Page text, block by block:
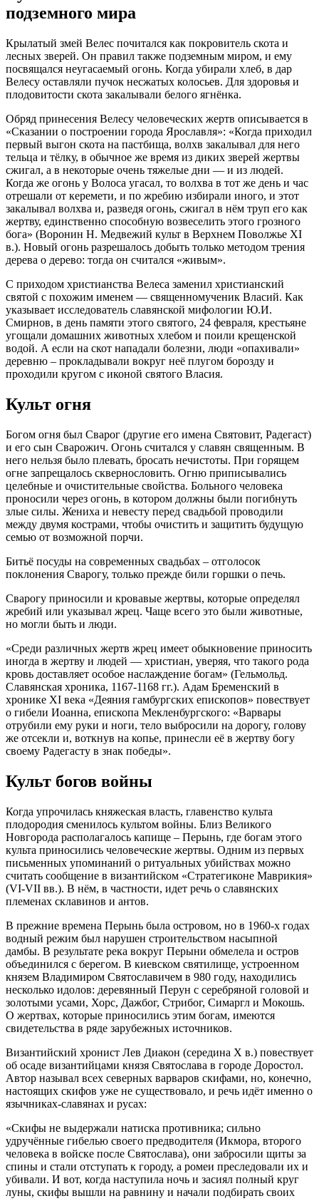
подземного мира
Крылатый змей Велес почитался как покровитель скота и
лесных зверей. Он правил также подземным миром, и ему
посвящался неугасаемый огонь. Когда убирали хлеб, в дар
Велесу оставляли пучок несжатых колосьев. Для здоровья и
плодовитости скота закалывали белого ягнёнка.
Обряд принесения Велесу человеческих жертв описывается в
«Сказании о построении города Ярославля»: «Когда приходил
первый выгон скота на пастбища, волхв закалывал для него
тельца и тёлку, в обычное же время из диких зверей жертвы
сжигал, а в некоторые очень тяжелые дни — и из людей.
Когда же огонь у Волоса угасал, то волхва в тот же день и час
отрешали от керемети, и по жребию избирали иного, и этот
закалывал волхва и, разведя огонь, сжигал в нём труп его как
жертву, единственно способную возвеселить этого грозного
бога» (Воронин Н. Медвежий культ в Верхнем Поволжье XI
в.). Новый огонь разрешалось добыть только методом трения
дерева о дерево: тогда он считался «живым».
С приходом христианства Велеса заменил христианский
святой с похожим именем — священномученик Власий. Как
указывает исследователь славянской мифологии Ю.И.
Смирнов, в день памяти этого святого, 24 февраля, крестьяне
угощали домашних животных хлебом и поили крещенской
водой. А если на скот нападали болезни, люди «опахивали»
деревню – прокладывали вокруг неё плугом борозду и
проходили кругом с иконой святого Власия.
Культ огня
Богом огня был Сварог (другие его имена Святовит, Радегаст)
и его сын Сварожич. Огонь считался у славян священным. В
него нельзя было плевать, бросать нечистоты. При горящем
огне запрещалось сквернословить. Огню приписывались
целебные и очистительные свойства. Больного человека
проносили через огонь, в котором должны были погибнуть
злые силы. Жениха и невесту перед свадьбой проводили
между двумя кострами, чтобы очистить и защитить будущую
семью от возможной порчи.
Битьё посуды на современных свадьбах – отголосок
поклонения Сварогу, только прежде били горшки о печь.
Сварогу приносили и кровавые жертвы, которые определял
жребий или указывал жрец. Чаще всего это были животные,
но могли быть и люди.
«Среди различных жертв жрец имеет обыкновение приносить
иногда в жертву и людей — христиан, уверяя, что такого рода
кровь доставляет особое наслаждение богам» (Гельмольд.
Славянская хроника, 1167-1168 гг.). Адам Бременский в
хронике XI века «Деяния гамбургских епископов» повествует
о гибели Иоанна, епископа Мекленбургского: «Варвары
отрубили ему руки и ноги, тело выбросили на дорогу, голову
же отсекли и, воткнув на копье, принесли её в жертву богу
своему Радегасту в знак победы».
Культ богов войны
Когда упрочилась княжеская власть, главенство культа
плодородия сменилось культом войны. Близ Великого
Новгорода располагалось капище – Перынь, где богам этого
культа приносились человеческие жертвы. Одним из первых
письменных упоминаний о ритуальных убийствах можно
считать сообщение в византийском «Стратегиконе Маврикия»
(VI-VII вв.). В нём, в частности, идет речь о славянских
племенах склавинов и антов.
В прежние времена Перынь была островом, но в 1960-х годах
водный режим был нарушен строительством насыпной
дамбы. В результате река вокруг Перыни обмелела и остров
объединился с берегом. В киевском святилище, устроенном
князем Владимиром Святославичем в 980 году, находились
несколько идолов: деревянный Перун с серебряной головой и
золотыми усами, Хорс, Дажбог, Стрибог, Симаргл и Мокошь.
О жертвах, которые приносились этим богам, имеются
свидетельства в ряде зарубежных источников.
Византийский хронист Лев Диакон (середина X в.) повествует
об осаде византийцами князя Святослава в городе Доростол.
Автор называл всех северных варваров скифами, но, конечно,
настоящих скифов уже не существовало, и речь идёт именно о
язычниках-славянах и русах:
«Скифы не выдержали натиска противника; сильно
удручённые гибелью своего предводителя (Икмора, второго
человека в войске после Святослава), они забросили щиты за
спины и стали отступать к городу, а ромеи преследовали их и
убивали. И вот, когда наступила ночь и засиял полный круг
луны, скифы вышли на равнину и начали подбирать своих